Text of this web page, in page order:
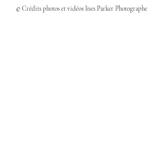
© Crédits photos et vidéos Ines Parker Photographe